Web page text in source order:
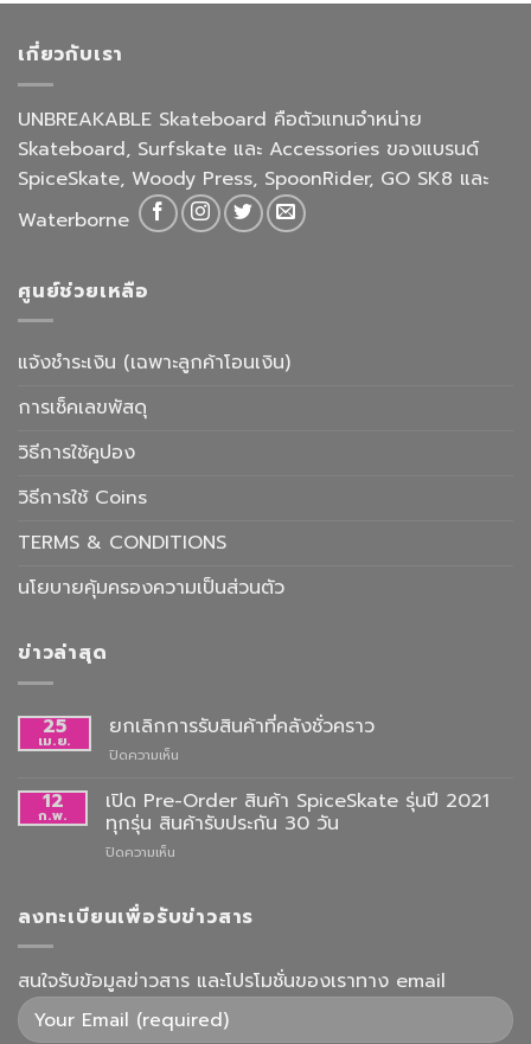
เกี่ยวกับเรา
UNBREAKABLE Skateboard คือตัวแทนจำหน่าย
Skateboard, Surfskate และ Accessories ของแบรนด์
SpiceSkate, Woody Press, SpoonRider, GO SK8 และ
Waterborne
ศูนย์ช่วยเหลือ
แจ้งชำระเงิน (เฉพาะลูกค้าโอนเงิน)
การเช็คเลขพัสดุ
วิธีการใช้คูปอง
วิธีการใช้ Coins
TERMS & CONDITIONS
นโยบายคุ้มครองความเป็นส่วนตัว
ข่าวล่าสุด
25
เม.ย.
ยกเลิกการรับสินค้าที่คลังชั่วคราว
ปิดความเห็น
การ
รับ
สินค้า
12
ก.พ.
เปิด Pre-Order สินค้า SpiceSkate รุ่นปี 2021
ทุกรุ่น สินค้ารับประกัน 30 วัน
ปิดความเห็น
Order
รุ่น
ปี
2021
ทุก
ลงทะเบียนเพื่อรับข่าวสาร
สนใจรับข้อมูลข่าวสาร และโปรโมชั่นของเราทาง email